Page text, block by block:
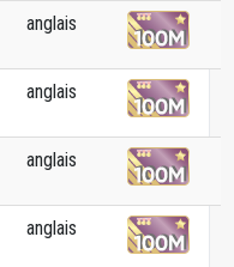
anglais
anglais
anglais
anglais